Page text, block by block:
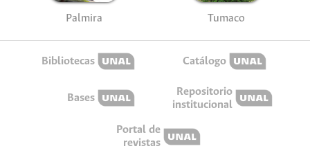
Palmira Tumaco
Bibliotecas Catálogo
Bases
Repositorio
institucional
Portal de
revistas